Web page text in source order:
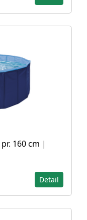
160 cm |
Detail